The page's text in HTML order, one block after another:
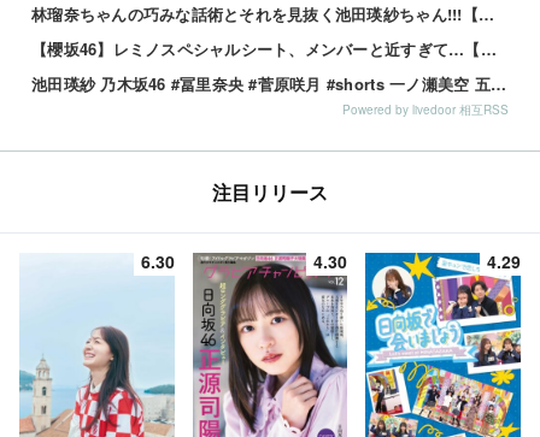
林瑠奈ちゃんの巧みな話術とそれを見抜く池田瑛紗ちゃん!!!【乃木坂46】
【櫻坂46】レミノスペシャルシート、メンバーと近すぎて…【全国ツアー2026】
池田瑛紗 乃木坂46 #冨里奈央 #菅原咲月 #shorts 一ノ瀬美空 五百城茉央 瀬戸口心月 奥の反応まとめ
Powered by livedoor 相互RSS
注目リリース
6.30 4.30 4.29